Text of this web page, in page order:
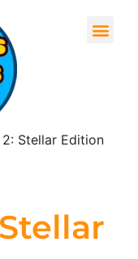
Stellar Edition